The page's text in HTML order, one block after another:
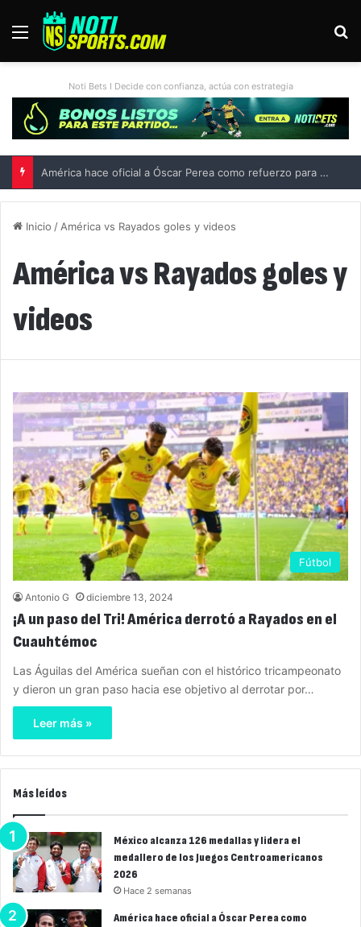
Menú
Noti Bets I Decide con confianza, actúa con estrategia
América hace oficial a Óscar Perea como refuerzo para el Apertura 2026
Inicio / América vs Rayados goles y videos
América vs Rayados goles y
videos
Fútbol
Antonio G diciembre 13, 2024
¡A un paso del Tri! América derrotó a Rayados en el
Cuauhtémoc
Las Águilas del América sueñan con el histórico tricampeonato
y dieron un gran paso hacia ese objetivo al derrotar por…
Leer más »
Más leídos
México alcanza 126 medallas y lidera el
medallero de los Juegos Centroamericanos
2026
Hace 2 semanas
América hace oficial a Óscar Perea como